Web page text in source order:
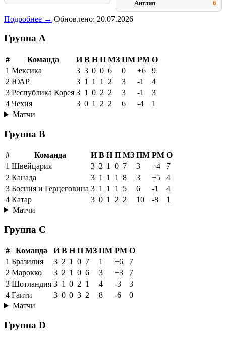
Англия 6
Подробнее → Обновлено: 20.07.2026
Группа A
# Команда И В Н П МЗ ПМ РМ О
1 Мексика 3 3 0 0 6 0 +6
9
2 ЮАР 3 1 1 1 2 3 -1
4
3 Республика Корея 3 1 0 2 2 3 -1
3
4 Чехия 3 0 1 2 2 6 -4
1
Матчи
Группа B
# Команда И В Н П МЗ ПМ РМ О
1 Швейцария 3 2 1 0 7 3 +4
7
2 Канада 3 1 1 1 8 3 +5
4
3 Босния и Герцеговина 3 1 1 1 5 6 -1
4
4 Катар 3 0 1 2 2 10 -8
1
Матчи
Группа C
# Команда И В Н П МЗ ПМ РМ О
1 Бразилия 3 2 1 0 7 1 +6
7
2 Марокко 3 2 1 0 6 3 +3
7
3 Шотландия 3 1 0 2 1 4 -3
3
4 Гаити 3 0 0 3 2 8 -6
0
Матчи
Группа D